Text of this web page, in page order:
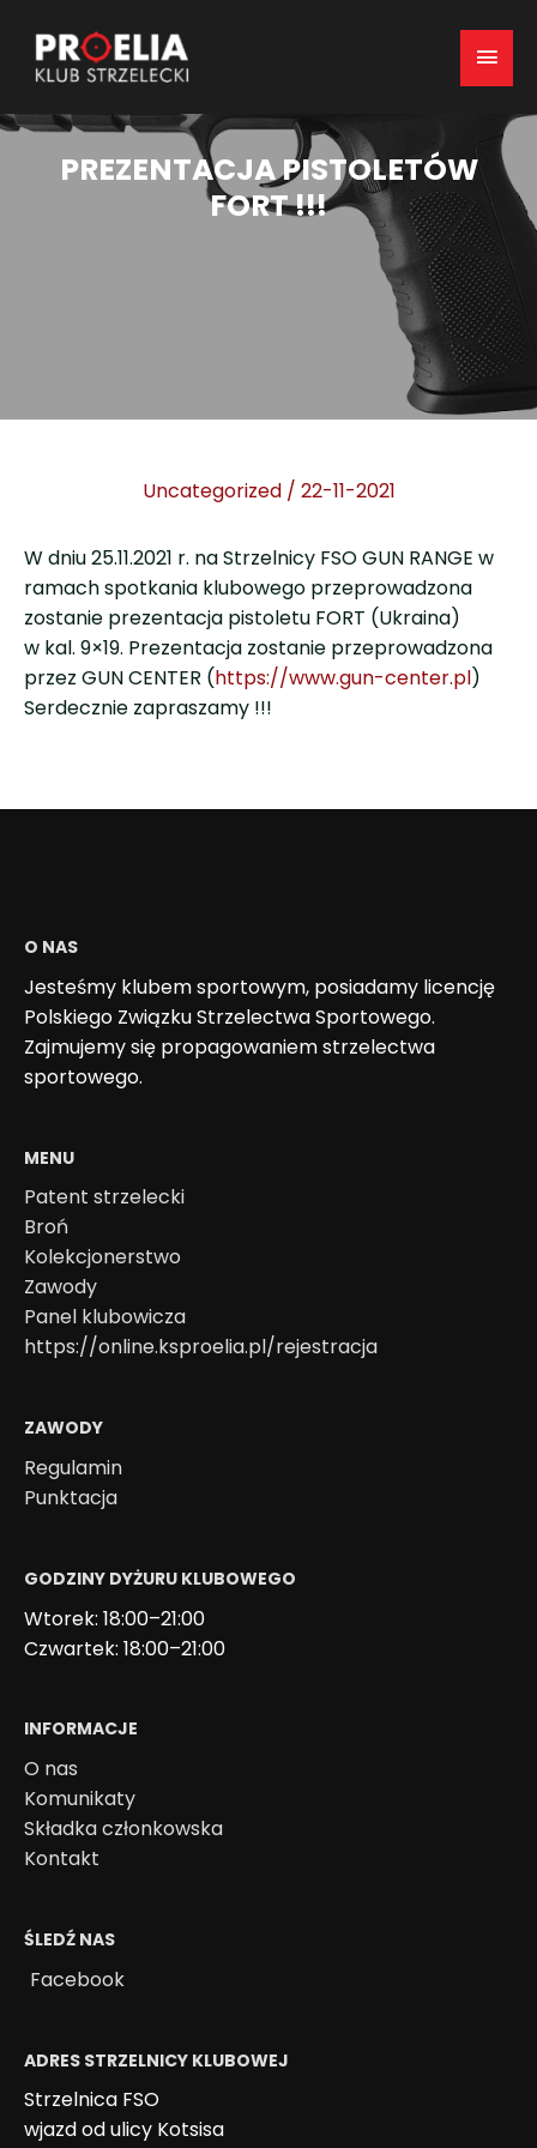
Main
PREZENTACJA PISTOLETÓW
FORT !!!
Uncategorized/ 22-11-2021
W dniu 25.11.2021 r. na Strzelnicy FSO GUN RANGE w
ramach spotkania klubowego przeprowadzona
zostanie prezentacja pistoletu FORT (Ukraina)
w kal. 9×19. Prezentacja zostanie przeprowadzona
przez GUN CENTER (https://www.gun-center.pl)
Serdecznie zapraszamy !!!
O NAS
Jesteśmy klubem sportowym, posiadamy licencję
Polskiego Związku Strzelectwa Sportowego.
Zajmujemy się propagowaniem strzelectwa
sportowego.
MENU
Patent strzelecki
Broń
Kolekcjonerstwo
Zawody
Panel klubowicza
https://online.ksproelia.pl/rejestracja
ZAWODY
Regulamin
Punktacja
GODZINY DYŻURU KLUBOWEGO
Wtorek: 18:00–21:00
Czwartek: 18:00–21:00
INFORMACJE
O nas
Komunikaty
Składka członkowska
Kontakt
ŚLEDŹ NAS
Facebook
ADRES STRZELNICY KLUBOWEJ
Strzelnica FSO
wjazd od ulicy Kotsisa